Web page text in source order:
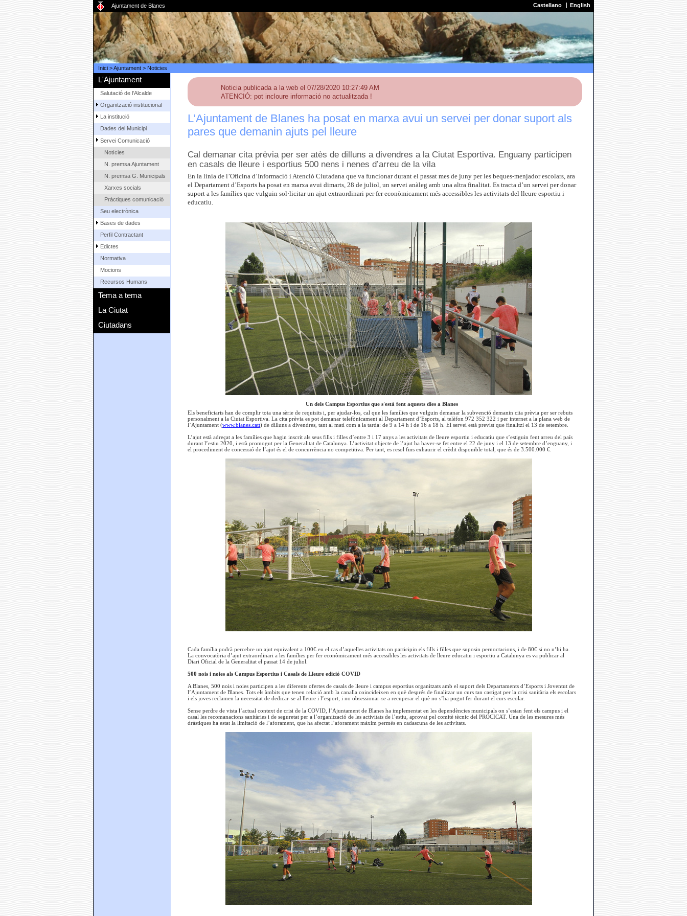
Ajuntament de Blanes Castellano English
Inici>Ajuntament> Noticies
L'Ajuntament
Salutació de l'Alcalde
Organització institucional
La institució
Dades del Municipi
Servei Comunicació
Notícies
N. premsa Ajuntament
N. premsa G. Municipals
Xarxes socials
Pràctiques comunicació
Seu electrònica
Bases de dades
Perfil Contractant
Edictes
Normativa
Mocions
Recursos Humans
Tema a tema
La Ciutat
Ciutadans
Noticia publicada a la web el 07/28/2020 10:27:49 AM
ATENCIÓ: pot incloure informació no actualitzada !
L’Ajuntament de Blanes ha posat en marxa avui un servei per donar suport als
pares que demanin ajuts pel lleure
Cal demanar cita prèvia per ser atès de dilluns a divendres a la Ciutat Esportiva. Enguany participen
en casals de lleure i esportius 500 nens i nenes d’arreu de la vila
En la línia de l’Oficina d’Informació i Atenció Ciutadana que va funcionar durant el passat mes de juny per les beques-menjador escolars, ara
el Departament d’Esports ha posat en marxa avui dimarts, 28 de juliol, un servei anàleg amb una altra finalitat. Es tracta d’un servei per donar
suport a les famílies que vulguin sol·licitar un ajut extraordinari per fer econòmicament més accessibles les activitats del lleure esportiu i
educatiu.
Un dels Campus Esportius que s'està fent aquests dies a Blanes
Els beneficiaris han de complir tota una sèrie de requisits i, per ajudar-los, cal que les famílies que vulguin demanar la subvenció demanin cita prèvia per ser rebuts
personalment a la Ciutat Esportiva. La cita prèvia es pot demanar telefònicament al Departament d’Esports, al telèfon 972 352 322 i per internet a la plana web de
l’Ajuntament (www.blanes.catt) de dilluns a divendres, tant al matí com a la tarda: de 9 a 14 h i de 16 a 18 h. El servei està previst que finalitzi el 13 de setembre.
L’ajut està adreçat a les famílies que hagin inscrit als seus fills i filles d’entre 3 i 17 anys a les activitats de lleure esportiu i educatiu que s’estiguin fent arreu del país
durant l’estiu 2020, i està promogut per la Generalitat de Catalunya. L’activitat objecte de l’ajut ha haver-se fet entre el 22 de juny i el 13 de setembre d’enguany, i
el procediment de concessió de l’ajut és el de concurrència no competitiva. Per tant, es resol fins exhaurir el crèdit disponible total, que és de 3.500.000 €.
Cada família podrà percebre un ajut equivalent a 100€ en el cas d’aquelles activitats on participin els fills i filles que suposin pernoctacions, i de 80€ si no n’hi ha.
La convocatòria d’ajut extraordinari a les famílies per fer econòmicament més accessibles les activitats de lleure educatiu i esportiu a Catalunya es va publicar al
Diari Oficial de la Generalitat el passat 14 de juliol.
500 nois i noies als Campus Esportius i Casals de Lleure edició COVID
A Blanes, 500 nois i noies participen a les diferents ofertes de casals de lleure i campus esportius organitzats amb el suport dels Departaments d’Esports i Joventut de
l’Ajuntament de Blanes. Tots els àmbits que tenen relació amb la canalla coincideixen en què després de finalitzar un curs tan castigat per la crisi sanitària els escolars
i els joves reclamen la necessitat de dedicar-se al lleure i l’esport, i no obsessionar-se a recuperar el què no s’ha pogut fer durant el curs escolar.
Sense perdre de vista l’actual context de crisi de la COVID, l’Ajuntament de Blanes ha implementat en les dependències municipals on s’estan fent els campus i el
casal les recomanacions sanitàries i de seguretat per a l’organització de les activitats de l’estiu, aprovat pel comitè tècnic del PROCICAT. Una de les mesures més
dràstiques ha estat la limitació de l’aforament, que ha afectat l’aforament màxim permès en cadascuna de les activitats.